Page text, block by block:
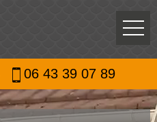
06 43 39 07 89